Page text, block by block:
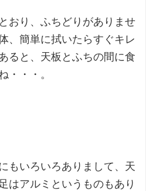
おり、ふちどりがありませ
、簡単に拭いたらすぐキレ
ると、天板とふちの間に食
・・・。
もいろいろありまして、天
はアルミというものもあり